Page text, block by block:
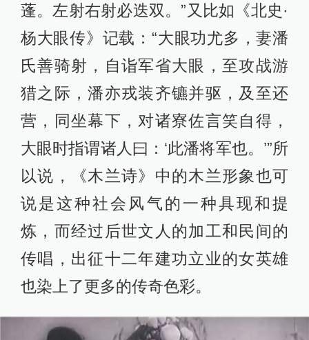
蓬。左射右射必迭双。”又比如《北史·
杨大眼传》记载：“大眼功尤多，妻潘
氏善骑射，自诣军省大眼，至攻战游
猎之际，潘亦戎装齐镳并驱，及至还
营，同坐幕下，对诸寮佐言笑自得，
大眼时指谓诸人曰：‘此潘将军也。’”所
以说，《木兰诗》中的木兰形象也可
说是这种社会风气的一种具现和提
炼，而经过后世文人的加工和民间的
传唱，出征十二年建功立业的女英雄
也染上了更多的传奇色彩。